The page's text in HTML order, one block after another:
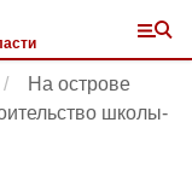
На острове
школы-